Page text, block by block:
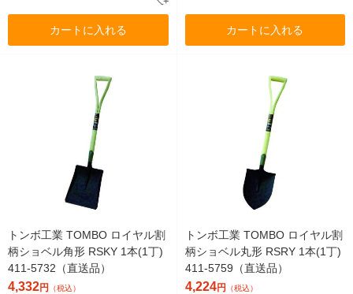
カートに入れる カートに入れる
トンボ工業 TOMBO ロイヤル割
柄ショベル角形 RSKY 1本(1丁)
411-5732（直送品）
4,332円 （税込）
トンボ工業 TOMBO ロイヤル割
柄ショベル丸形 RSRY 1本(1丁)
411-5759（直送品）
4,224円 （税込）